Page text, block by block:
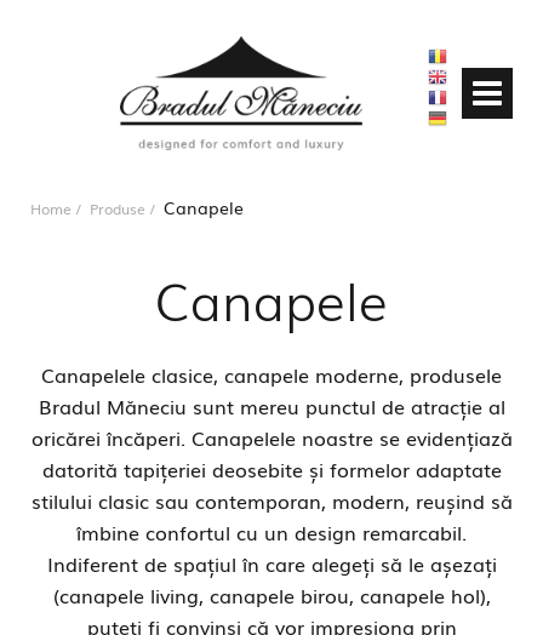
Home Produse Canapele
Canapele
Canapelele clasice, canapele moderne, produsele
Bradul Măneciu sunt mereu punctul de atracție al
oricărei încăperi. Canapelele noastre se evidențiază
datorită tapițeriei deosebite și formelor adaptate
stilului clasic sau contemporan, modern, reușind să
îmbine confortul cu un design remarcabil.
Indiferent de spațiul în care alegeți să le așezați
(canapele living, canapele birou, canapele hol),
puteți fi convinși că vor impresiona prin